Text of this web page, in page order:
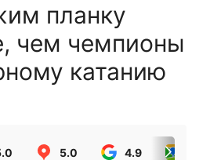
планку
чем чемпионы
катанию
5.0 4.9